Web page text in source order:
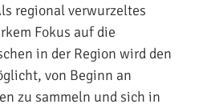
regional verwurzeltes
Fokus auf die
in der Region wird den
von Beginn an
zu sammeln und sich in